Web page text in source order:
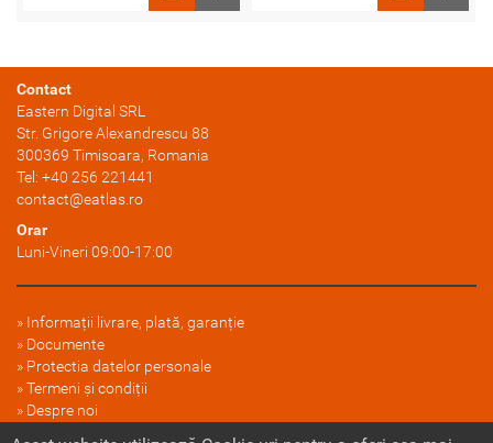
Contact
Eastern Digital SRL
Str. Grigore Alexandrescu 88
300369 Timisoara, Romania
Tel: +40 256 221441
contact@eatlas.ro
Orar
Luni-Vineri 09:00-17:00
Informații livrare, plată, garanție
Documente
Protectia datelor personale
Termeni și condiții
Despre noi